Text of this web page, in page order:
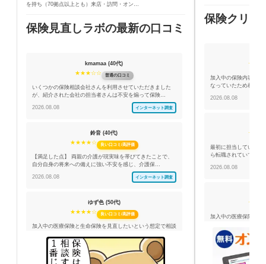
を持ち（70拠点以上とも）来店・訪問・オン…
保険見直しラボの最新の口コミ
kmamaa (40代)
★★★☆☆
普通の口コミ
いくつかの保険相談会社さんを利用させていただきました
が、紹介された会社の担当者さんは不安を煽って保険…
2026.08.08 インターネット調査
鈴音 (40代)
★★★★☆
良い口コミ/高評価
【満足した点】 両親の介護が現実味を帯びてきたことで、
自分自身の将来への備えに強い不安を感じ、介護保…
2026.08.08 インターネット調査
ゆず色 (50代)
★★★★☆
良い口コミ/高評価
加入中の医療保険と生命保険を見直したいという想定で相談
2026.08.08 インターネット調査
保険クリニ
加入中の保険内容が複
なっていたため相談
2026.08.08
最初に担当していただ
ら転職されていて保
2026.08.08
加入中の医療保険や死
2026.08.08